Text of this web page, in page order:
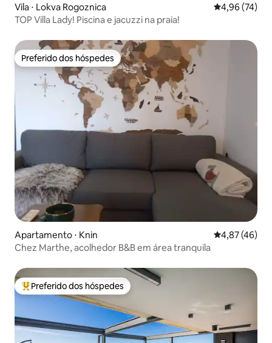
Vila ⋅ Lokva Rogoznica 4,96 de uma
4,96 (74)
TOP Villa Lady! Piscina e jacuzzi na praia!
Preferido dos hóspedes
Preferido dos hóspedes
Apartamento ⋅ Knin 4,87 de uma
4,87 (46)
Chez Marthe, acolhedor B&B em área tranquila
Entre os melhores preferidos dos hóspedes
Preferido dos hóspedes